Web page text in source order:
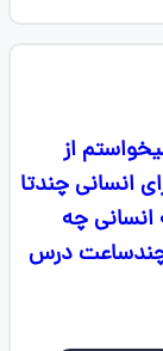
از
انسانی چندتا
انسانی چه
درس